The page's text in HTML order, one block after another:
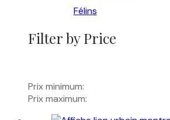
Félins
Filter by Price
Prix minimum:
Prix maximum: